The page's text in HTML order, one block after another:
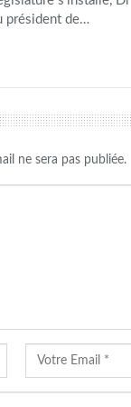
président de…
ne sera pas publiée.